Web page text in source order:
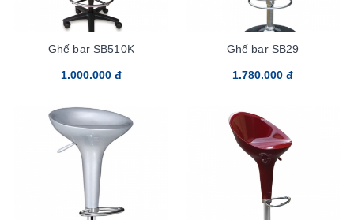
Ghế bar SB510K
1.000.000 đ
Ghế bar SB29
1.780.000 đ